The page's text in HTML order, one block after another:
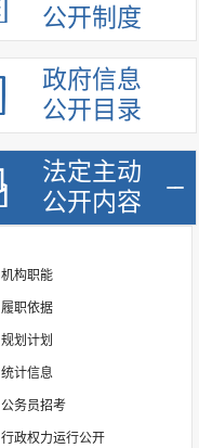
公开制度
政府信息
公开目录
法定主动
公开内容
机构职能
履职依据
规划计划
统计信息
公务员招考
行政权力运行公开